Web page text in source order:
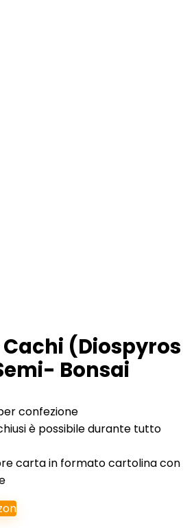
Cachi (Diospyros
Bonsai
confezione
è possibile durante tutto
carta in formato cartolina con